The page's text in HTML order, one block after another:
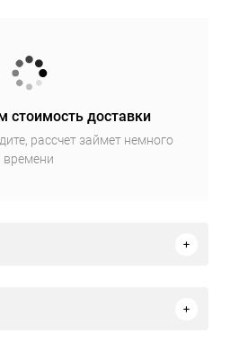
стоимость доставки
рассчет займет немного
времени